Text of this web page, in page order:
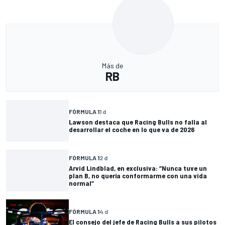
Más de
RB
FÓRMULA 11 d
Lawson destaca que Racing Bulls no falla al
desarrollar el coche en lo que va de 2026
FÓRMULA 12 d
Arvid Lindblad, en exclusiva: “Nunca tuve un
plan B, no quería conformarme con una vida
normal”
FÓRMULA 14 d
El consejo del jefe de Racing Bulls a sus pilotos